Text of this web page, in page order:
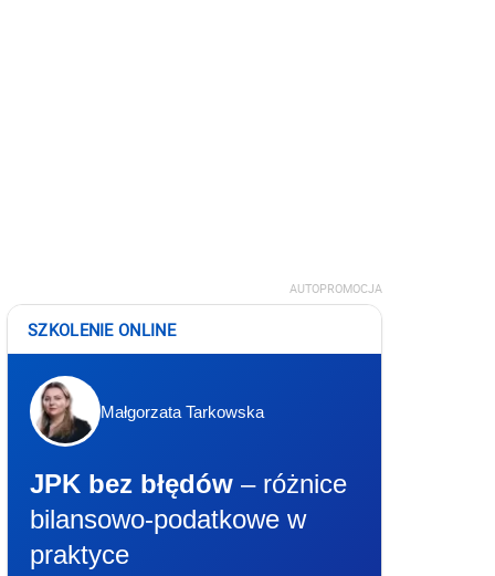
AUTOPROMOCJA
SZKOLENIE ONLINE
Małgorzata Tarkowska
JPK bez błędów – różnice
bilansowo-podatkowe w
praktyce